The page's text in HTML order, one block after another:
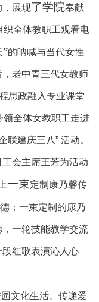
，展现了学院奉献
织全体教职工观看电
”的呐喊与当代女性
老中青三代女教师
思政融入专业课堂
领全体女教职工走进
联建庆三八”活动。
会主席王芳为活动
一束定制康乃馨传
；一束定制的康乃
一轮技能教学交流
红歌表演沁人心
文化生活、传递爱